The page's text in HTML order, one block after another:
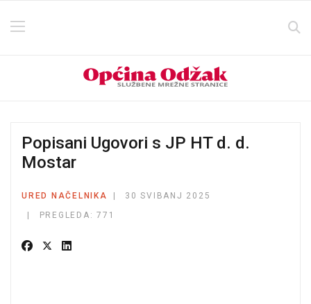
Popisani Ugovori s JP HT d. d.
Mostar
URED NAČELNIKA
30 SVIBANJ 2025
PREGLEDA: 771